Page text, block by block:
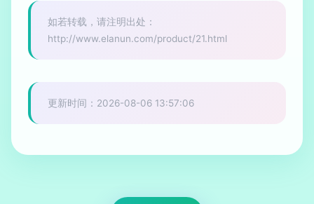
如若转载，请注明出处：
http://www.elanun.com/product/21.html
更新时间：2026-08-06 13:57:06